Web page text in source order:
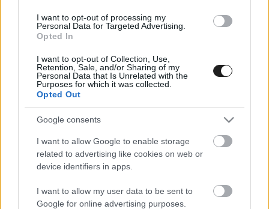
I want to opt-out of processing my
Personal Data for Targeted Advertising.
Opted In
I want to opt-out of Collection, Use,
Retention, Sale, and/or Sharing of my
Personal Data that Is Unrelated with the
Purposes for which it was collected.
Opted Out
Google consents
I want to allow Google to enable storage
related to advertising like cookies on web or
device identifiers in apps.
I want to allow my user data to be sent to
Google for online advertising purposes.
Hamilton Bottas védelmére kelt: Sok pilótánál
gyorsabb a mezőnyből